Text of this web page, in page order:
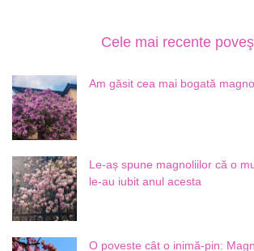
Cele mai recente
Am găsit cea mai bogată
Le-aș spune magnoliilor că o
le-au iubit anul acesta
O poveste cât o inimă-pin: